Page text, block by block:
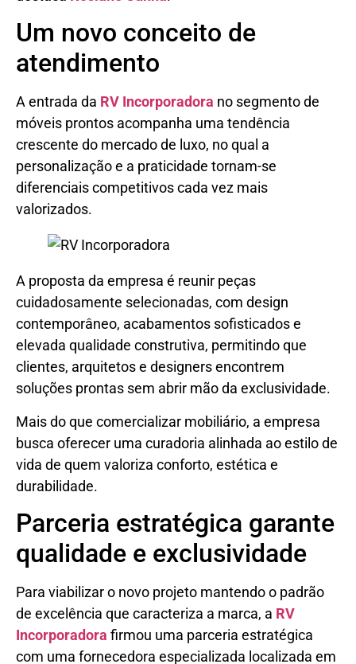
Um novo conceito de
atendimento
A entrada da RV Incorporadora no segmento de
móveis prontos acompanha uma tendência
crescente do mercado de luxo, no qual a
personalização e a praticidade tornam-se
diferenciais competitivos cada vez mais
valorizados.
A proposta da empresa é reunir peças
cuidadosamente selecionadas, com design
contemporâneo, acabamentos sofisticados e
elevada qualidade construtiva, permitindo que
clientes, arquitetos e designers encontrem
soluções prontas sem abrir mão da exclusividade.
Mais do que comercializar mobiliário, a empresa
busca oferecer uma curadoria alinhada ao estilo de
vida de quem valoriza conforto, estética e
durabilidade.
Parceria estratégica garante
qualidade e exclusividade
Para viabilizar o novo projeto mantendo o padrão
de excelência que caracteriza a marca, a RV
Incorporadora firmou uma parceria estratégica
com uma fornecedora especializada localizada em